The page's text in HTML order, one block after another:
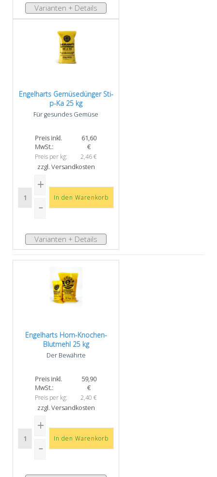
Varianten + Details
Engelharts Gemüse­dünger Sti-
p-Ka 25 kg
Für gesundes Gemüse
Preis inkl.
MwSt.:
61,60
€
Preis per kg: 2,46 €
zzgl. Versandkosten
Varianten + Details
Engelharts Horn-Knochen-
Blutmehl 25 kg
Der Bewährte
Preis inkl.
MwSt.:
59,90
€
Preis per kg: 2,40 €
zzgl. Versandkosten